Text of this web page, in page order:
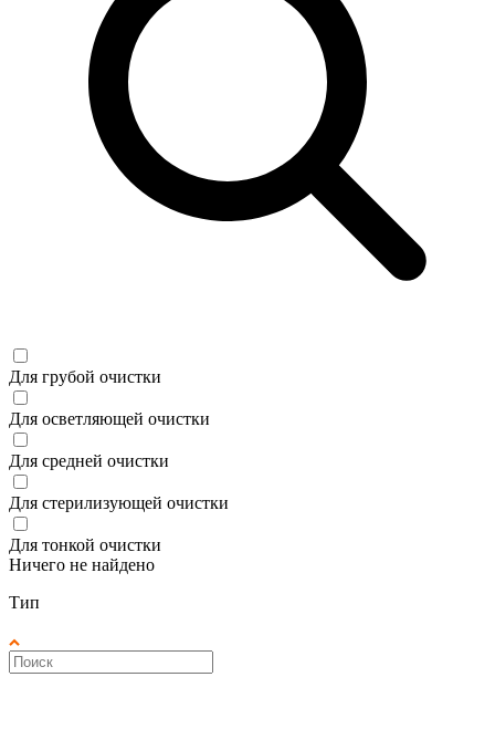
Для грубой очистки
Для осветляющей очистки
Для средней очистки
Для стерилизующей очистки
Для тонкой очистки
Ничего не найдено
Тип